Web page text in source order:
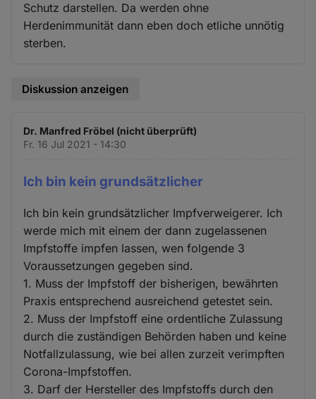
Schutz darstellen. Da werden ohne
Herdenimmunität dann eben doch etliche unnötig
sterben.
Diskussion anzeigen
Dr. Manfred Fröbel (nicht überprüft)
Fr. 16 Jul 2021 - 14:30
Ich bin kein grundsätzlicher
Ich bin kein grundsätzlicher Impfverweigerer. Ich
werde mich mit einem der dann zugelassenen
Impfstoffe impfen lassen, wen folgende 3
Voraussetzungen gegeben sind.
1. Muss der Impfstoff der bisherigen, bewährten
Praxis entsprechend ausreichend getestet sein.
2. Muss der Impfstoff eine ordentliche Zulassung
durch die zuständigen Behörden haben und keine
Notfallzulassung, wie bei allen zurzeit verimpften
Corona-Impfstoffen.
3. Darf der Hersteller des Impfstoffs durch den